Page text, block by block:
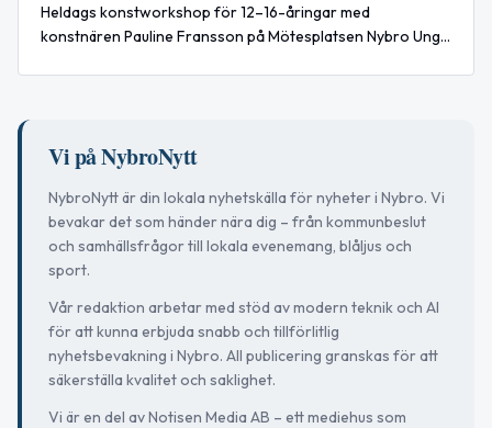
Heldags konstworkshop för 12–16-åringar med
konstnären Pauline Fransson på Mötesplatsen Nybro Ung.
Vi på NybroNytt
NybroNytt är din lokala nyhetskälla för nyheter i Nybro. Vi
bevakar det som händer nära dig – från kommunbeslut
och samhällsfrågor till lokala evenemang, blåljus och
sport.
Vår redaktion arbetar med stöd av modern teknik och AI
för att kunna erbjuda snabb och tillförlitlig
nyhetsbevakning i Nybro. All publicering granskas för att
säkerställa kvalitet och saklighet.
Vi är en del av Notisen Media AB – ett mediehus som